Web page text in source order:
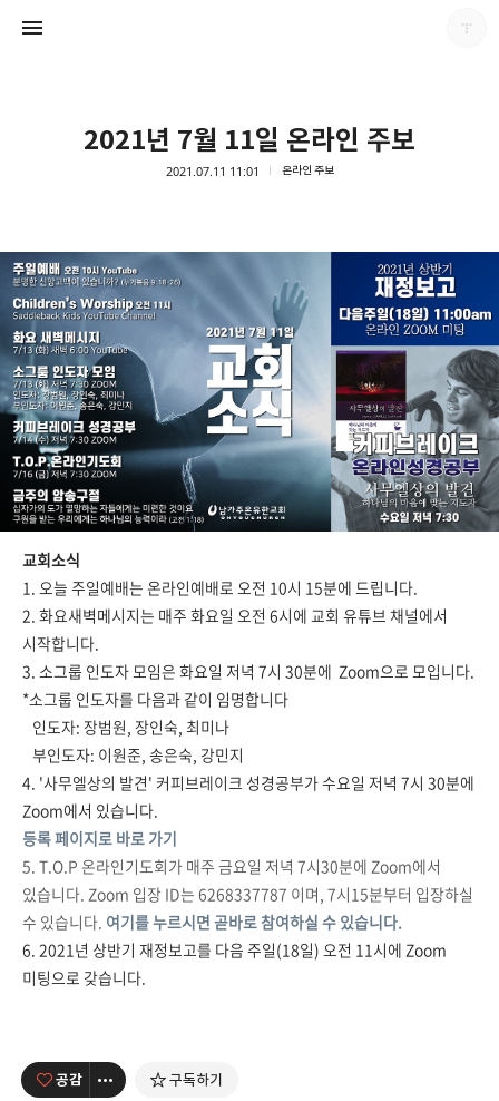
2021년 7월 11일 온라인 주보
2021.07.11 11:01 온라인 주보
교회소식
1. 오늘 주일예배는 온라인예배로 오전 10시 15분에 드립니다.
2. 화요새벽메시지는 매주 화요일 오전 6시에 교회 유튜브 채널에서
시작합니다.
3. 소그룹 인도자 모임은 화요일 저녁 7시 30분에 Zoom으로 모입니다.
*소그룹 인도자를 다음과 같이 임명합니다
인도자: 장범원, 장인숙, 최미나
부인도자: 이원준, 송은숙, 강민지
4. '사무엘상의 발견' 커피브레이크 성경공부가 수요일 저녁 7시 30분에
Zoom에서 있습니다.
등록 페이지로 바로 가기
5. T.O.P 온라인기도회가 매주 금요일 저녁 7시30분에 Zoom에서
있습니다. Zoom 입장 ID는 6268337787 이며, 7시15분부터 입장하실
수 있습니다. 여기를 누르시면 곧바로 참여하실 수 있습니다.
6. 2021년 상반기 재정보고를 다음 주일(18일) 오전 11시에 Zoom
미팅으로 갖습니다.
공감 구독하기
남가주온유한교회